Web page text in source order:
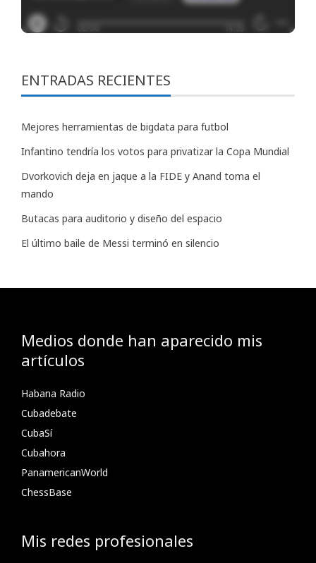
ENTRADAS RECIENTES
Mejores herramientas de bigdata para futbol
Infantino tendría los votos para privatizar la Copa Mundial
Dvorkovich deja en jaque a la FIDE y Anand toma el
mando
Butacas para auditorio y diseño del espacio
El último baile de Messi terminó en silencio
Medios donde han aparecido mis
artículos
Habana Radio
Cubadebate
CubaSí
Cubahora
PanamericanWorld
ChessBase
Mis redes profesionales